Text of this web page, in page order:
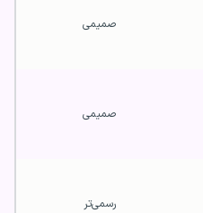
صمیمی
صمیمی
رسمی‌تر